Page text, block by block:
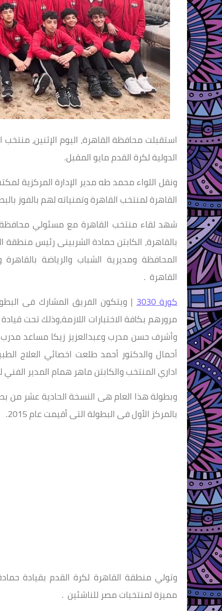
الدولية لكرة القدم مايو المقبل.
ونقل اللواء محمد طه مدير الإدارة المركزية
القاهرة لمنتخب القاهرة وتمنياته لهم بالفوز
شهد لقاء منتخب القاهرة مع مسئولي محافظة
بالقاهرة، الكابتن حمادة الشربينى رئيس
المحافظة ومديرية الشباب والرياضة
القاهرة .
كورة 3030
مرورهم بكافة الاختبارات اللازمة،وذلك تحت
وأشرف حسن مدرب وعبدالعزيز زيكا مساعد
أحمال والدكتور أحمد طلعت اخصائي العلاج
اداري المنتخب والكابتن ماهر همام المدير
وبطولة هذا العام هى النسخة الحادية عشر من
بالمركز الأول فى البطولة التى أقيمت عام 2015.
وتولي منطقة القاهرة لكرة القدم بقيادة
مميزة لمنتخبات مصر للناشئين .